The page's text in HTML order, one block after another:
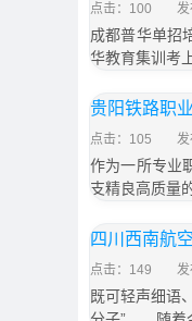
点击：100
成都普华单招
华教育集训考
贵阳铁路职
点击：105
作为一所专业
支精良高质量
四川西南航
点击：149
既可轻声细语